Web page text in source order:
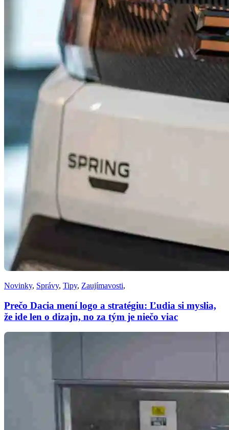
Novinky, Správy, Tipy, Zaujímavosti,
Prečo Dacia mení logo a stratégiu: Ľudia si myslia,
že ide len o dizajn, no za tým je niečo viac